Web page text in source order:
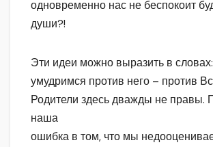
одновременно нас не беспокоит
души?!
Эти идеи можно выразить в
умудримся против него – против
Родители здесь дважды не правы.
наша
ошибка в том, что мы